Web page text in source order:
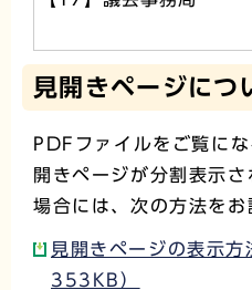
見開きページにつ
PDFファイルをご覧に
開きページが分割表示
場合には、次の方法をお
見開きページの表示方
353KB）